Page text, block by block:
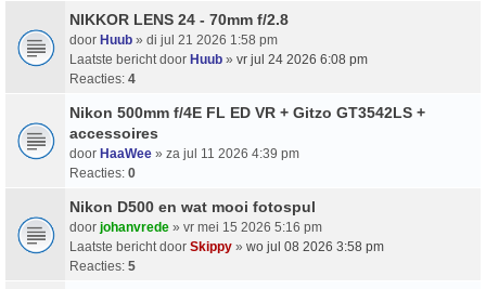
NIKKOR LENS 24 - 70mm f/2.8
door Huub » di jul 21 2026 1:58 pm
Laatste bericht door Huub » vr jul 24 2026 6:08 pm
Reacties: 4
Nikon 500mm f/4E FL ED VR + Gitzo GT3542LS +
accessoires
door HaaWee » za jul 11 2026 4:39 pm
Reacties: 0
Nikon D500 en wat mooi fotospul
door johanvrede » vr mei 15 2026 5:16 pm
Laatste bericht door Skippy » wo jul 08 2026 3:58 pm
Reacties: 5